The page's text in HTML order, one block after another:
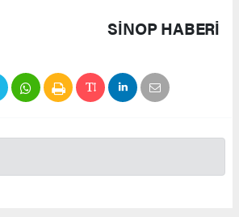
SINOP HABERİ